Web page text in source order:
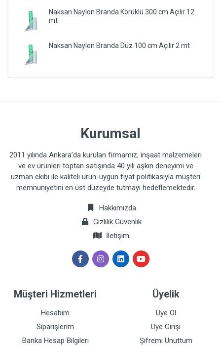
Naksan Naylon Branda Körüklü 300 cm Açılır 12
mt
Naksan Naylon Branda Düz 100 cm Açılır 2 mt
Kurumsal
2011 yılında Ankara’da kurulan firmamız, inşaat malzemeleri
ve ev ürünleri toptan satışında 40 yılı aşkın deneyimi ve
uzman ekibi ile kaliteli ürün-uygun fiyat politikasıyla müşteri
memnuniyetini en üst düzeyde tutmayı hedeflemektedir.
Hakkımızda
Gizlilik Güvenlik
İletişim
Müşteri Hizmetleri
Hesabım
Siparişlerim
Banka Hesap Bilgileri
Üyelik
Üye Ol
Üye Girişi
Şifremi Unuttum